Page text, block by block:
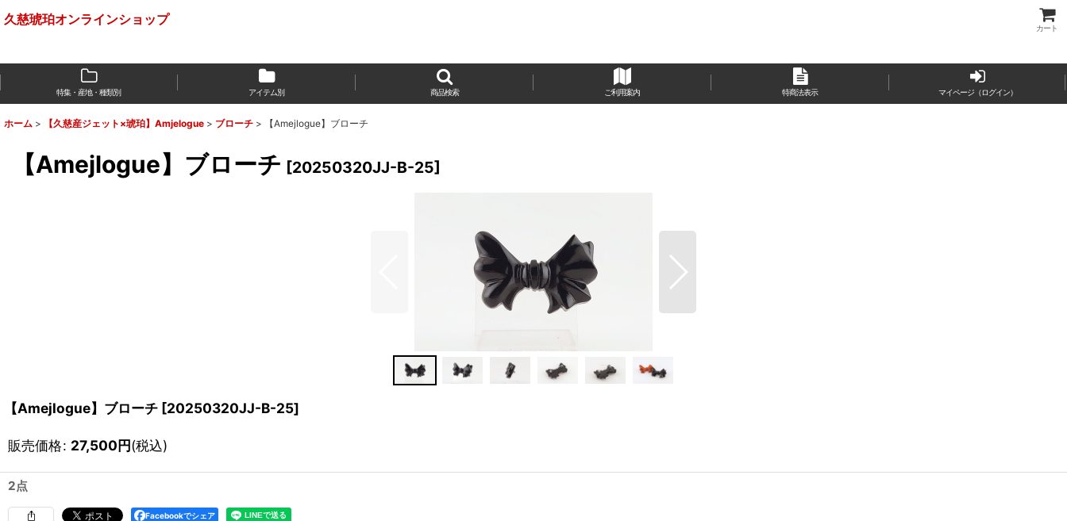
久慈琥珀オンラインショップ
カート
特集・産地・種類別 アイテム別 商品検索 ご利用案内 特商法表示 マイページ（ログイン）
ホーム > 【久慈産ジェット×琥珀】Amjelogue > ブローチ > 【Amejlogue】ブローチ
【Amejlogue】ブローチ [20250320JJ-B-25]
【Amejlogue】ブローチ [20250320JJ-B-25]
販売価格: 27,500円(税込)
2点
Facebookでシェア